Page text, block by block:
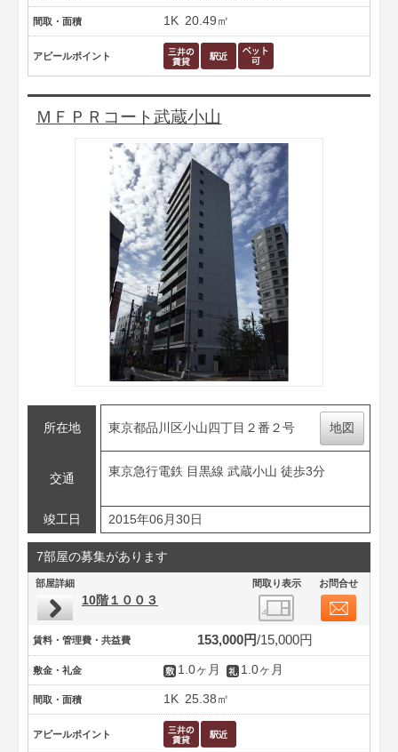
間取・面積 1K 20.49㎡
アピールポイント
ＭＦＰＲコート武蔵小山
所在地 東京都品川区小山四丁目２番２号 地図
交通
東京急行電鉄 目黒線 武蔵小山 徒歩3分
竣工日 2015年06月30日
7部屋の募集があります
部屋詳細 間取り表示 お問合せ
10階１００３
賃料・管理費・共益費 153,000円 15,000円
敷金・礼金 1.0ヶ月 1.0ヶ月
間取・面積 1K 25.38㎡
アピールポイント